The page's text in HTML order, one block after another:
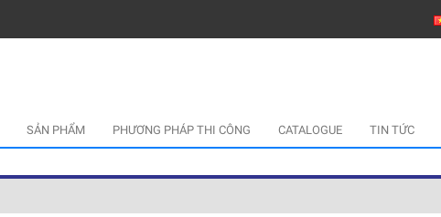
SẢN PHẨM PHƯƠNG PHÁP THI CÔNG CATALOGUE TIN TỨC